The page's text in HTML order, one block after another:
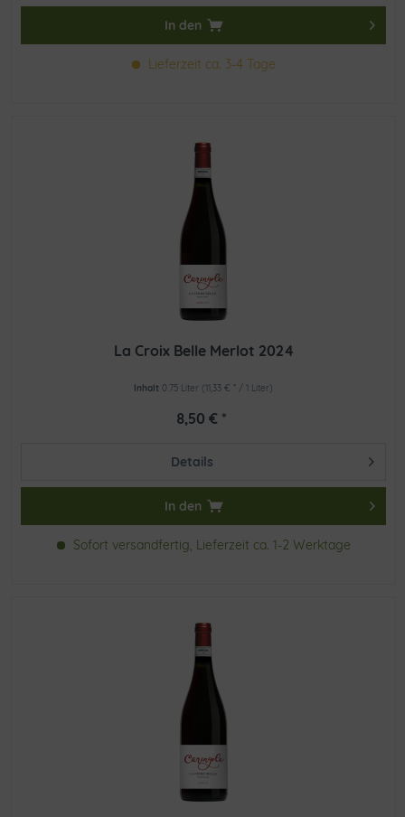
In den
Lieferzeit ca. 3-4 Tage
La Croix Belle Merlot 2024
Inhalt 0.75 Liter (11,33 € * / 1 Liter)
8,50 € *
Details
In den
Sofort versandfertig, Lieferzeit ca. 1-2 Werktage